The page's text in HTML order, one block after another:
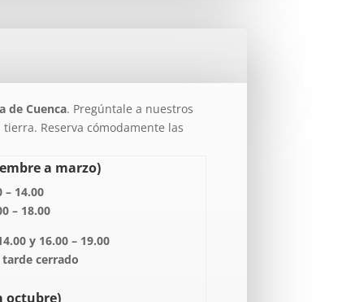
de Cuenca. Pregúntale a nuestros
Reserva cómodamente las
a marzo)
– 14.00
– 18.00
y 16.00 – 19.00
cerrado
octubre)